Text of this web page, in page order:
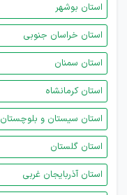
استان بوشهر
استان خراسان جنوبی
استان سمنان
استان کرمانشاه
استان سیستان و بلوچستان
استان گلستان
استان آذربایجان غربی